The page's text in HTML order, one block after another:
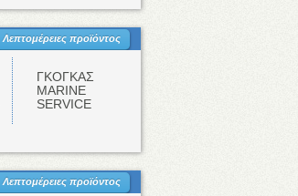
Λεπτομέρειες προϊόντος
ΓΚΟΓΚΑΣ
ΜΑRINE
SERVICE
Λεπτομέρειες προϊόντος